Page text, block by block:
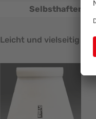
Leicht und vielseitig